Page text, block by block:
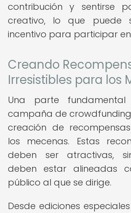
contribución y sentirse
creativo, lo que puede
incentivo para participar
Creando
Irresistibles para los
Una parte
campaña de
creación de
los mecenas. Estas
deben ser atractivas,
deben estar alineadas
público al que se dirige.
Desde ediciones